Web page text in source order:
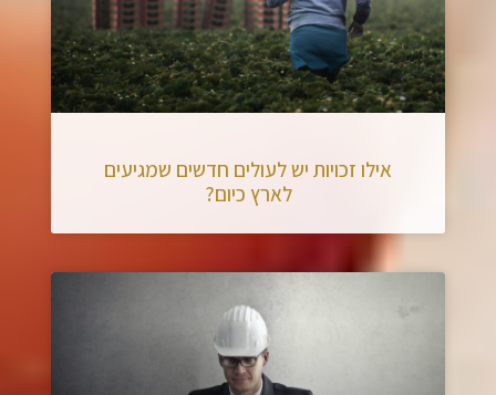
אילו זכויות יש לעולים חדשים שמגיעים
לארץ כיום?